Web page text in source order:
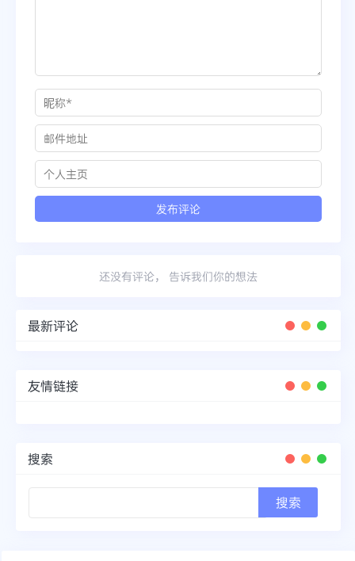
还没有评论， 告诉我们你的想法
最新评论
友情链接
搜索